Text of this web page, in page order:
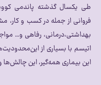
فروانی از جمله در کسب و کار،
بهداشتی،درمانی، رفاهی و…
اتیسم با بسیاری از
این بیماری همه‌گیر، این چالش‌ها